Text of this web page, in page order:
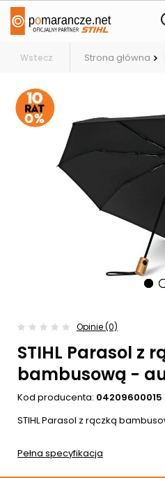
Wstecz Strona główna
Opinie (0)
STIHL Parasol z
bambusową -
Kod producenta: 04209600015
STIHL Parasol z rączką
Pełna specyfikacja